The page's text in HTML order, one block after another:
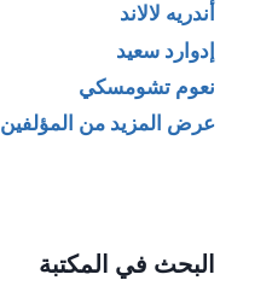
أندريه لالاند
إدوارد سعيد
نعوم تشومسكي
عرض المزيد من المؤلفين
البحث في المكتبة